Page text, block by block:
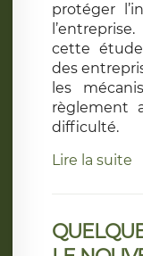
protéger
cette
des
les
règlement
difficulté.
Lire la suite